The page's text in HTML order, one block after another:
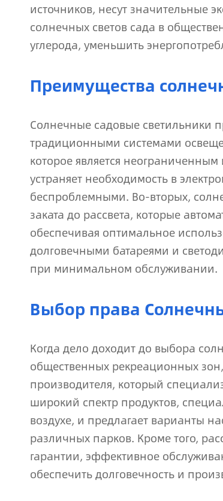
источников, несут значительные
солнечных светов сада в
углерода, уменьшить
Преимущества
Солнечные садовые светильники
традиционными системами
которое является
устраняет необходимость в
беспроблемными. Во-вторых,
заката до рассвета, которые
обеспечивая оптимальное
долговечными батареями и
при минимальном обслуживании.
Выбор права
Когда дело доходит до выбора
общественных рекреационных
производителя, который
широкий спектр продуктов,
воздухе, и предлагает варианты
различных парков. Кроме того,
гарантии, эффективное
обеспечить долговечность и